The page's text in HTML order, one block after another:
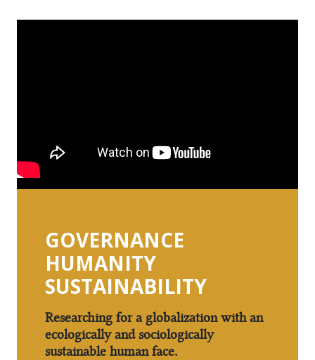
GOVERNANCE
HUMANITY
SUSTAINABILITY
Researching for a globalization with an
ecologically and sociologically
sustainable human face.